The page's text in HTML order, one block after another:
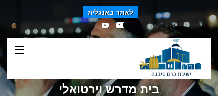
לאתר באנגלית
בית מדרש וירטואלי